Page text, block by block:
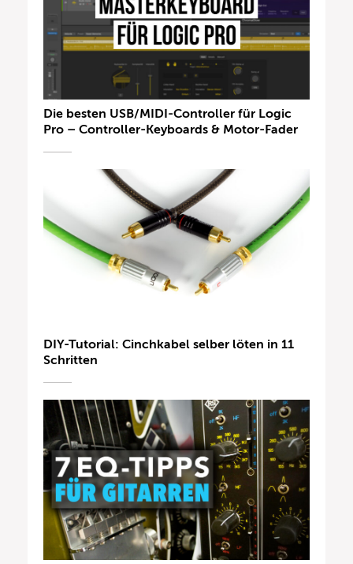
Die besten USB/MIDI-Controller für Logic
Pro – Controller-Keyboards & Motor-Fader
DIY-Tutorial: Cinchkabel selber löten in 11
Schritten